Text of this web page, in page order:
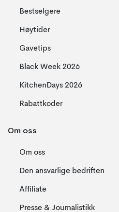
Bestselgere
Høytider
Gavetips
Black Week 2026
KitchenDays 2026
Rabattkoder
Om oss
Om oss
Den ansvarlige bedriften
Affiliate
Presse & Journalistikk